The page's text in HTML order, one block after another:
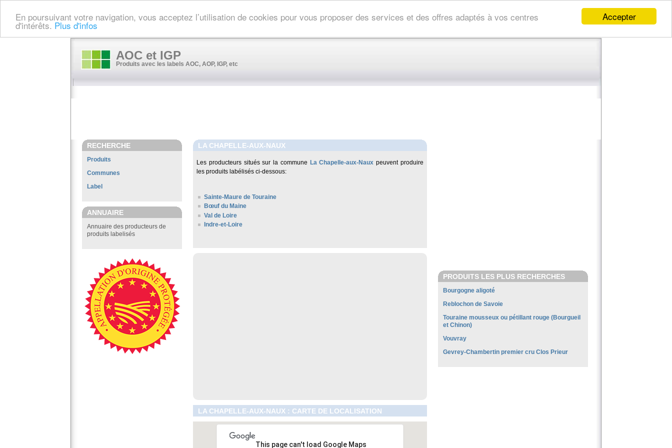
Accepter
En poursuivant votre navigation, vous acceptez l’utilisation de cookies pour vous proposer des services et des offres adaptés à vos centres
d'intérêts. Plus d'infos
AOC et IGP
Produits avec les labels AOC, AOP, IGP, etc
RECHERCHE
Produits
Communes
Label
ANNUAIRE
Annuaire des producteurs de
produits labelisés
LA CHAPELLE-AUX-NAUX
Les producteurs situés sur la commune La Chapelle-aux-Naux peuvent produire
les produits labélisés ci-dessous:
Sainte-Maure de Touraine
Bœuf du Maine
Val de Loire
Indre-et-Loire
LA CHAPELLE-AUX-NAUX : CARTE DE LOCALISATION
This page can't load Google Maps
PRODUITS LES PLUS RECHERCHES
Bourgogne aligoté
Reblochon de Savoie
Touraine mousseux ou pétillant rouge (Bourgueil
et Chinon)
Vouvray
Gevrey-Chambertin premier cru Clos Prieur